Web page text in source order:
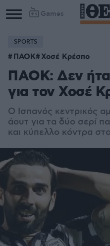
Games
SPORTS
ΠΑΟΚ Χοσέ Κρέσπο
ΠΑΟΚ: Δεν
για τον Χοσέ
Ο Ισπανός κεντρικός
άουτ για τα δύο σερί
και κύπελλο κόντρα